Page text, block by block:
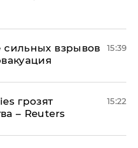
взрывов
15:39
грозят
– Reuters
15:22